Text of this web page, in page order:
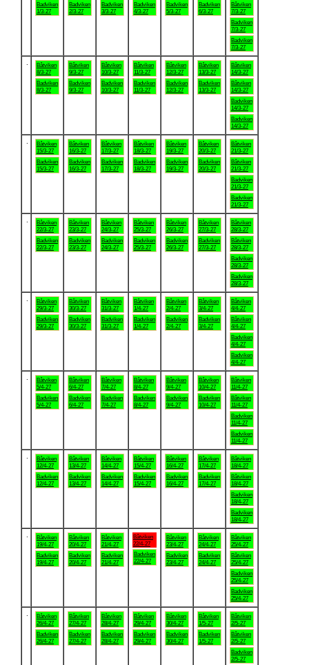
Badviken
1/3-27
Badviken
2/3-27
Badviken
3/3-27
Badviken
4/3-27
Badviken
5/3-27
Badviken
6/3-27
Båtviken
7/3-27
Badviken
7/3-27
Badviken
7/3-27
Båtviken
8/3-27
Badviken
8/3-27
Båtviken
9/3-27
Badviken
9/3-27
Båtviken
10/3-27
Badviken
10/3-27
Båtviken
11/3-27
Badviken
11/3-27
Båtviken
12/3-27
Badviken
12/3-27
Båtviken
13/3-27
Badviken
13/3-27
Båtviken
14/3-27
Båtviken
14/3-27
Badviken
14/3-27
Badviken
14/3-27
Båtviken
15/3-27
Badviken
15/3-27
Båtviken
16/3-27
Badviken
16/3-27
Båtviken
17/3-27
Badviken
17/3-27
Båtviken
18/3-27
Badviken
18/3-27
Båtviken
19/3-27
Badviken
19/3-27
Båtviken
20/3-27
Badviken
20/3-27
Båtviken
21/3-27
Båtviken
21/3-27
Badviken
21/3-27
Badviken
21/3-27
Båtviken
22/3-27
Badviken
22/3-27
Båtviken
23/3-27
Badviken
23/3-27
Båtviken
24/3-27
Badviken
24/3-27
Båtviken
25/3-27
Badviken
25/3-27
Båtviken
26/3-27
Badviken
26/3-27
Båtviken
27/3-27
Badviken
27/3-27
Båtviken
28/3-27
Båtviken
28/3-27
Badviken
28/3-27
Badviken
28/3-27
Båtviken
29/3-27
Badviken
29/3-27
Båtviken
30/3-27
Badviken
30/3-27
Båtviken
31/3-27
Badviken
31/3-27
Båtviken
1/4-27
Badviken
1/4-27
Båtviken
2/4-27
Badviken
2/4-27
Båtviken
3/4-27
Badviken
3/4-27
Båtviken
4/4-27
Båtviken
4/4-27
Badviken
4/4-27
Badviken
4/4-27
Båtviken
5/4-27
Badviken
5/4-27
Båtviken
6/4-27
Badviken
6/4-27
Båtviken
7/4-27
Badviken
7/4-27
Båtviken
8/4-27
Badviken
8/4-27
Båtviken
9/4-27
Badviken
9/4-27
Båtviken
10/4-27
Badviken
10/4-27
Båtviken
11/4-27
Båtviken
11/4-27
Badviken
11/4-27
Badviken
11/4-27
Båtviken
12/4-27
Badviken
12/4-27
Båtviken
13/4-27
Badviken
13/4-27
Båtviken
14/4-27
Badviken
14/4-27
Båtviken
15/4-27
Badviken
15/4-27
Båtviken
16/4-27
Badviken
16/4-27
Båtviken
17/4-27
Badviken
17/4-27
Båtviken
18/4-27
Båtviken
18/4-27
Badviken
18/4-27
Badviken
18/4-27
Båtviken
19/4-27
Badviken
19/4-27
Båtviken
20/4-27
Badviken
20/4-27
Båtviken
21/4-27
Badviken
21/4-27
Båtviken
22/4-27
Badviken
22/4-27
Båtviken
23/4-27
Badviken
23/4-27
Båtviken
24/4-27
Badviken
24/4-27
Båtviken
25/4-27
Båtviken
25/4-27
Badviken
25/4-27
Badviken
25/4-27
Båtviken
26/4-27
Badviken
26/4-27
Båtviken
27/4-27
Badviken
27/4-27
Båtviken
28/4-27
Badviken
28/4-27
Båtviken
29/4-27
Badviken
29/4-27
Båtviken
30/4-27
Badviken
30/4-27
Båtviken
1/5-27
Badviken
1/5-27
Båtviken
2/5-27
Båtviken
2/5-27
Badviken
2/5-27